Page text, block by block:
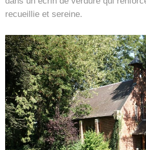
recueillie et sereine.